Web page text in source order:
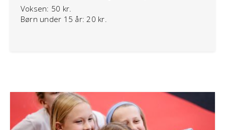
Voksen: 50 kr.
Børn under 15 år: 20 kr.